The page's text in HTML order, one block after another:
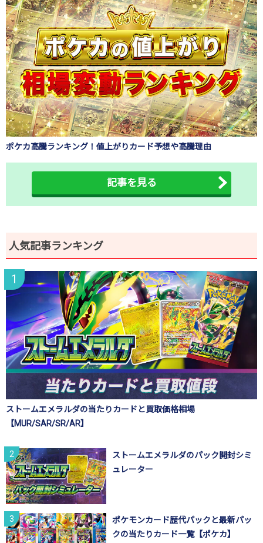
ポケカ高騰ランキング！値上がりカード予想や高騰理由
記事を見る
人気記事ランキング
ストームエメラルダの当たりカードと買取価格相場
【MUR/SAR/SR/AR】
ストームエメラルダのパック開封シミ
ュレーター
ポケモンカード歴代パックと最新パッ
クの当たりカード一覧【ポケカ】